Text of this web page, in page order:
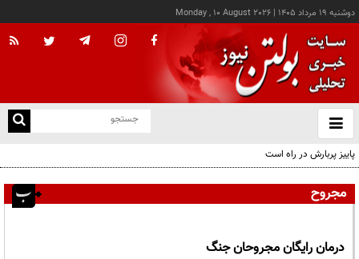
دوشنبه ۱۹ مرداد ۱۴۰۵ |
Monday , 10 August 2026
باز
و
پاییز پربارش در راه است
مجروح
درمان رایگان مجروحان جنگ